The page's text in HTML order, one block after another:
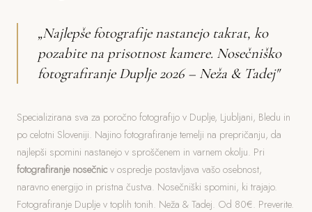
„Najlepše fotografije nastanejo takrat, ko
pozabite na prisotnost kamere. Nosečniško
fotografiranje Duplje 2026 – Neža & Tadej"
Specializirana sva za poročno fotografijo v Duplje, Ljubljani, Bledu in
po celotni Sloveniji. Najino fotografiranje temelji na prepričanju, da
najlepši spomini nastanejo v sproščenem in varnem okolju. Pri
fotografiranje nosečnic v ospredje postavljava vašo osebnost,
naravno energijo in pristna čustva. Nosečniški spomini, ki trajajo.
Fotografiranje Duplje v toplih tonih. Neža & Tadej. Od 80€. Preverite.